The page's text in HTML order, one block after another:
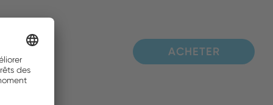
ACHETER